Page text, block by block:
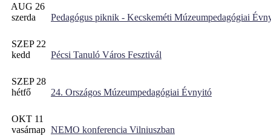
AUG 26
szerda
Pedagógus piknik - Kecskeméti Múzeumpedagógiai
SZEP 22
kedd
Pécsi Tanuló Város Fesztivál
SZEP 28
hétfő
24. Országos Múzeumpedagógiai Évnyitó
OKT 11
vasárnap NEMO konferencia Vilniuszban